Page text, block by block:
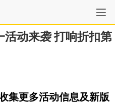
活动来袭 打响折扣第
集更多活动信息及新版